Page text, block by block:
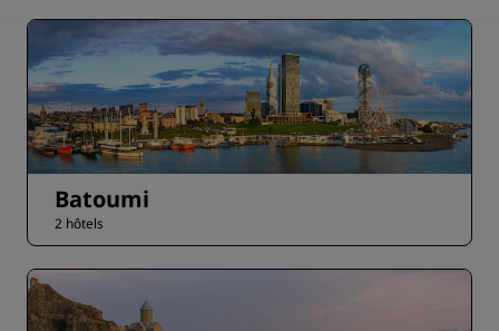
Batoumi
2 hôtels